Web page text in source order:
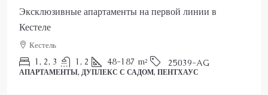
Роскошный пентхаус в Аланье на продажу
Аланья, Каргыджак
2
ПЕНТХАУС